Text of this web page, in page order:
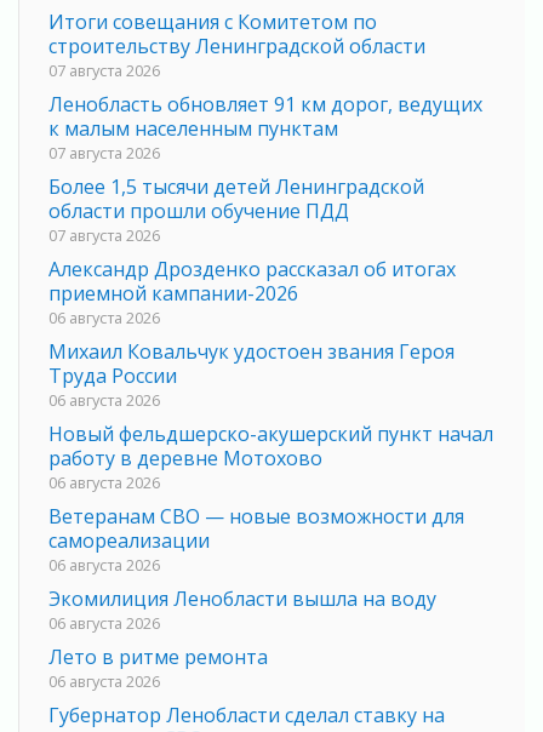
Итоги совещания с Комитетом по
строительству Ленинградской области
07 августа 2026
Ленобласть обновляет 91 км дорог, ведущих
к малым населенным пунктам
07 августа 2026
Более 1,5 тысячи детей Ленинградской
области прошли обучение ПДД
07 августа 2026
Александр Дрозденко рассказал об итогах
приемной кампании-2026
06 августа 2026
Михаил Ковальчук удостоен звания Героя
Труда России
06 августа 2026
Новый фельдшерско-акушерский пункт начал
работу в деревне Мотохово
06 августа 2026
Ветеранам СВО — новые возможности для
самореализации
06 августа 2026
Экомилиция Ленобласти вышла на воду
06 августа 2026
Лето в ритме ремонта
06 августа 2026
Губернатор Ленобласти сделал ставку на